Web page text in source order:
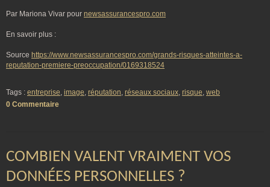
Par Mariona Vivar pour newsassurancespro.com
En savoir plus :
Source https://www.newsassurancespro.com/grands-risques-atteintes-a-
reputation-premiere-preoccupation/0169318524
Tags : entreprise, image, réputation, réseaux sociaux, risque, web
0 Commentaire
COMBIEN VALENT VRAIMENT VOS
DONNÉES PERSONNELLES ?